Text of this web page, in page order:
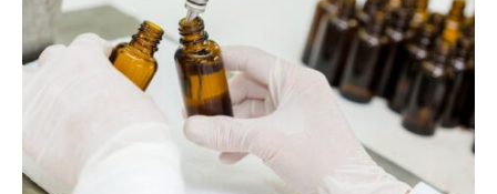
んなものがある？
最も信頼度が高いといわれるフラ
ンスの「ECOCERT（エコサー
ト）」認証
フランスのエコロジカル・オーガ
ニックコスメのNPO法人